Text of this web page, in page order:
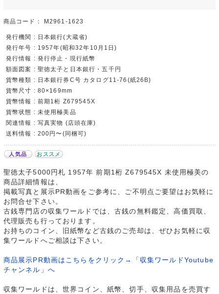
商品コード： M2961-1623
発行機関 : 日本銀行(大蔵省)
発行年号 : 1957年(昭和32年10月1日)
発行情報 : 発行停止・現行紙幣
額面図案 : 聖徳太子と日本銀行・五千円
貨幣種類 : 日本銀行券C号 カタログ11-76(紙26B)
貨幣尺寸 : 80×169mm
貨幣情報 : 前期1桁 Z679545X
貨幣状態 : 未使用極美品
関連情報 : 写真実物 (店頭在庫)
送料情報 : 200円〜(同梱可)
人気品 おススメ
聖徳太子5000円札 1957年 前期1桁 Z679545X 未使用極美の
商品詳細情報は、
掲載写真と展示PR動画をご参考に、ご不明点ご要望はお気軽に
お問合せ下さい。
古銭専門店の収集ワールドでは、古銭の無料鑑定、高価買取、
代理販売も行っております。
お持ちのコイン、旧紙幣など古銭のご売却は、ぜひお気軽に収
集ワールドへご相談は下さい。
商品展示PR動画はこちらをクリック→「収集ワールドYoutube
チャンネル」へ
収集ワールドは、世界コイン、紙幣、切手、収集用品を売買す